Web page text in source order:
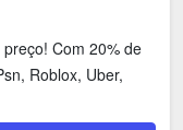
Com 20% de
Roblox, Uber,